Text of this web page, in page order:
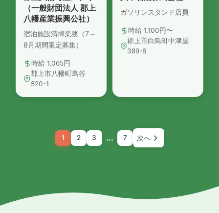
（一般財団法人 郡上
八幡産業振興公社）
宿泊施設清掃業務（7～
8月期間限定募集）
時給 1,065円
郡上市八幡町島谷
520-1
ガソリンスタンド店員
時給 1,100円〜
郡上市白鳥町中津屋
389-8
1 2 3 ... 7 次へ